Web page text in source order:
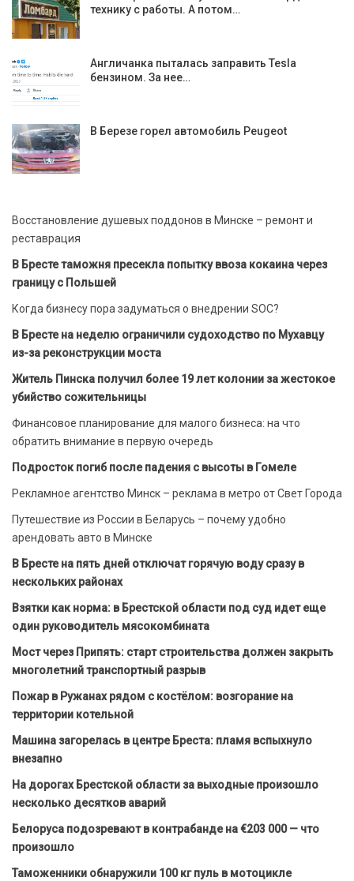
технику с работы. А потом…
Англичанка пыталась заправить Tesla
бензином. За нее…
В Березе горел автомобиль Peugeot
Восстановление душевых поддонов в Минске – ремонт и
реставрация
В Бресте таможня пресекла попытку ввоза кокаина через
границу с Польшей
Когда бизнесу пора задуматься о внедрении SOC?
В Бресте на неделю ограничили судоходство по Мухавцу
из-за реконструкции моста
Житель Пинска получил более 19 лет колонии за жестокое
убийство сожительницы
Финансовое планирование для малого бизнеса: на что
обратить внимание в первую очередь
Подросток погиб после падения с высоты в Гомеле
Рекламное агентство Минск – реклама в метро от Свет Города
Путешествие из России в Беларусь – почему удобно
арендовать авто в Минске
В Бресте на пять дней отключат горячую воду сразу в
нескольких районах
Взятки как норма: в Брестской области под суд идет еще
один руководитель мясокомбината
Мост через Припять: старт строительства должен закрыть
многолетний транспортный разрыв
Пожар в Ружанах рядом с костёлом: возгорание на
территории котельной
Машина загорелась в центре Бреста: пламя вспыхнуло
внезапно
На дорогах Брестской области за выходные произошло
несколько десятков аварий
Белоруса подозревают в контрабанде на €203 000 — что
произошло
Таможенники обнаружили 100 кг пуль в мотоцикле